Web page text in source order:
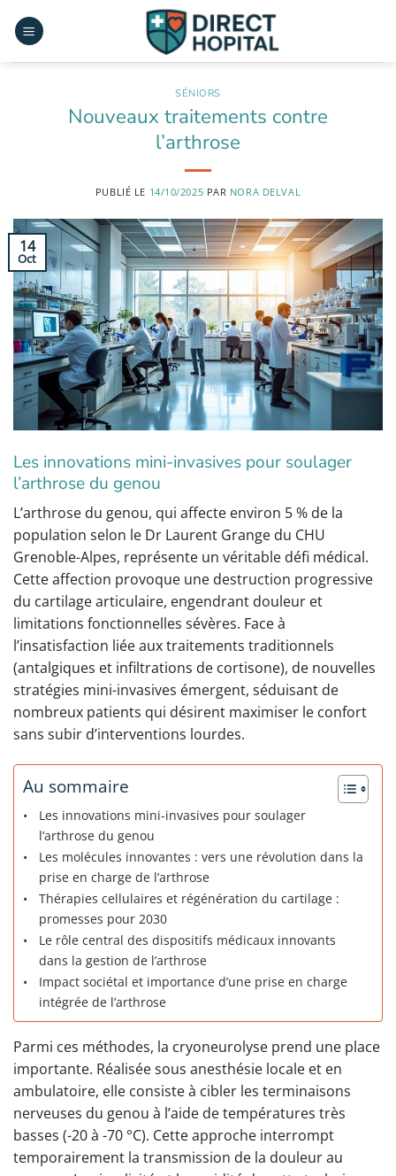
au
SÉNIORS
Nouveaux traitements contre
l’arthrose
PUBLIÉ LE 14/10/2025 PAR NORA DELVAL
14
Oct
Les innovations mini-invasives pour soulager
l’arthrose du genou
L’arthrose du genou, qui affecte environ 5 % de la
population selon le Dr Laurent Grange du CHU
Grenoble-Alpes, représente un véritable défi médical.
Cette affection provoque une destruction progressive
du cartilage articulaire, engendrant douleur et
limitations fonctionnelles sévères. Face à
l’insatisfaction liée aux traitements traditionnels
(antalgiques et infiltrations de cortisone), de nouvelles
stratégies mini-invasives émergent, séduisant de
nombreux patients qui désirent maximiser le confort
sans subir d’interventions lourdes.
Au sommaire
Les innovations mini-invasives pour soulager
l’arthrose du genou
Les molécules innovantes : vers une révolution dans la
prise en charge de l’arthrose
Thérapies cellulaires et régénération du cartilage :
promesses pour 2030
Le rôle central des dispositifs médicaux innovants
dans la gestion de l’arthrose
Impact sociétal et importance d’une prise en charge
intégrée de l’arthrose
Parmi ces méthodes, la cryoneurolyse prend une place
importante. Réalisée sous anesthésie locale et en
ambulatoire, elle consiste à cibler les terminaisons
nerveuses du genou à l’aide de températures très
basses (-20 à -70 °C). Cette approche interrompt
temporairement la transmission de la douleur au